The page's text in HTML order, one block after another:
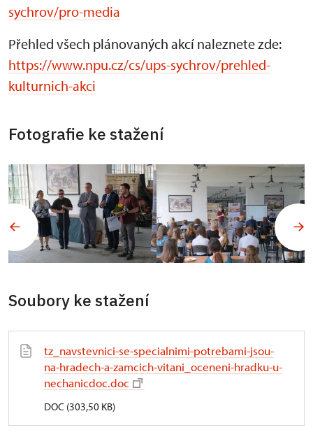
sychrov/pro-media
Přehled všech plánovaných akcí naleznete zde:
https://www.npu.cz/cs/ups-sychrov/prehled-
kulturnich-akci
Fotografie ke stažení
Soubory ke stažení
tz_navstevnici-se-specialnimi-potrebami-jsou-
na-hradech-a-zamcich-vitani_oceneni-hradku-u-
nechanicdoc.doc
DOC (303,50 KB)